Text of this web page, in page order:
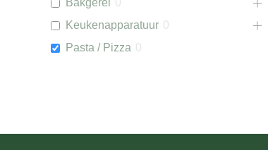
Bakgerei 0
Keukenapparatuur 0
Pasta / Pizza 0